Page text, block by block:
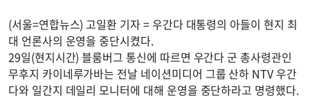
(서울=연합뉴스) 고일환 기자 = 우간다 대통령의 아들이 현지 최
대 언론사의 운영을 중단시켰다.
29일(현지시간) 블룸버그 통신에 따르면 우간다 군 총사령관인
무후지 카이네루가바는 전날 네이션미디어 그룹 산하 NTV 우간
다와 일간지 데일리 모니터에 대해 운영을 중단하라고 명령했다.